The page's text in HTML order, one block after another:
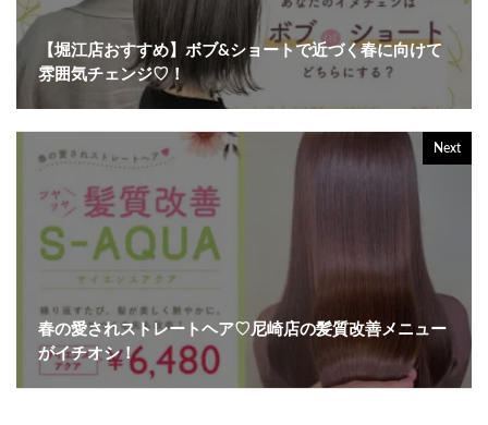
【堀江店おすすめ】ボブ&ショートで近づく春に向けて
雰囲気チェンジ♡！
Next
春の愛されストレートヘア♡尼崎店の髪質改善メニュー
がイチオシ！